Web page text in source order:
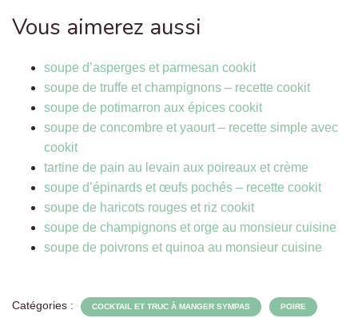
Vous aimerez aussi
soupe d’asperges et parmesan cookit
soupe de truffe et champignons – recette cookit
soupe de potimarron aux épices cookit
soupe de concombre et yaourt – recette simple avec
cookit
tartine de pain au levain aux poireaux et crème
soupe d’épinards et œufs pochés – recette cookit
soupe de haricots rouges et riz cookit
soupe de champignons et orge au monsieur cuisine
soupe de poivrons et quinoa au monsieur cuisine
Catégories : COCKTAIL ET TRUC À MANGER SYMPAS POIRE